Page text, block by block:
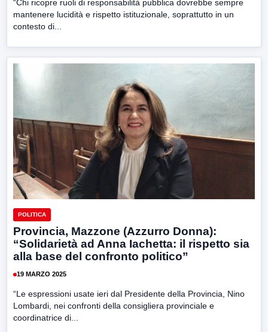
“Chi ricopre ruoli di responsabilità pubblica dovrebbe sempre
mantenere lucidità e rispetto istituzionale, soprattutto in un
contesto di...
POLITICA
Provincia, Mazzone (Azzurro Donna):
“Solidarietà ad Anna Iachetta: il rispetto sia
alla base del confronto politico”
19 MARZO 2025
“Le espressioni usate ieri dal Presidente della Provincia, Nino
Lombardi, nei confronti della consigliera provinciale e
coordinatrice di...